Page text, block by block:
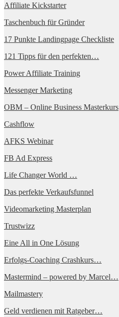
Affiliate Kickstarter
Taschenbuch für Gründer
17 Punkte Landingpage Checkliste
121 Tipps für den perfekten…
Power Affiliate Training
Messenger Marketing
OBM – Online Business Masterkurs
Cashflow
AFKS Webinar
FB Ad Express
Life Changer World …
Das perfekte Verkaufsfunnel
Videomarketing Masterplan
Trustwizz
Eine All in One Lösung
Erfolgs-Coaching Crashkurs…
Mastermind – powered by Marcel…
Mailmastery
Geld verdienen mit Ratgeber…